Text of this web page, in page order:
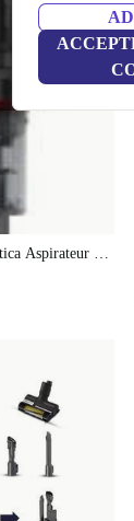
Aspirateur à